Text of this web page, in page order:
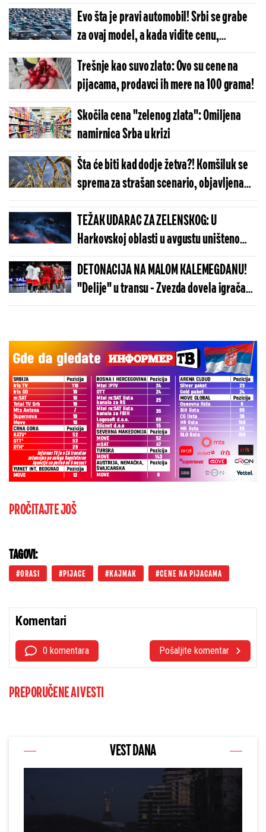
Evo šta je pravi automobil! Srbi se grabe
za ovaj model, a kada vidite cenu,
šokiraćete se (FOTO)
Trešnje kao suvo zlato: Ovo su cene na
pijacama, prodavci ih mere na 100 grama!
Skočila cena "zelenog zlata": Omiljena
namirnica Srba u krizi
Šta će biti kad dodje žetva?! Komšiluk se
sprema za strašan scenario, objavljena
jeziva brojka!
TEŽAK UDARAC ZA ZELENSKOG: U
Harkovskoj oblasti u avgustu uništeno
više od 100 „baba jaga“
DETONACIJA NA MALOM KALEMEGDANU!
"Delije" u transu - Zvezda dovela igrača
Real Madrida!
PROČITAJTE JOŠ
TAGOVI:
ORASI PIJACE KAJMAK CENE NA PIJACAMA
Komentari
0 komentara Pošaljite komentar
PREPORUČENE AI VESTI
VEST DANA